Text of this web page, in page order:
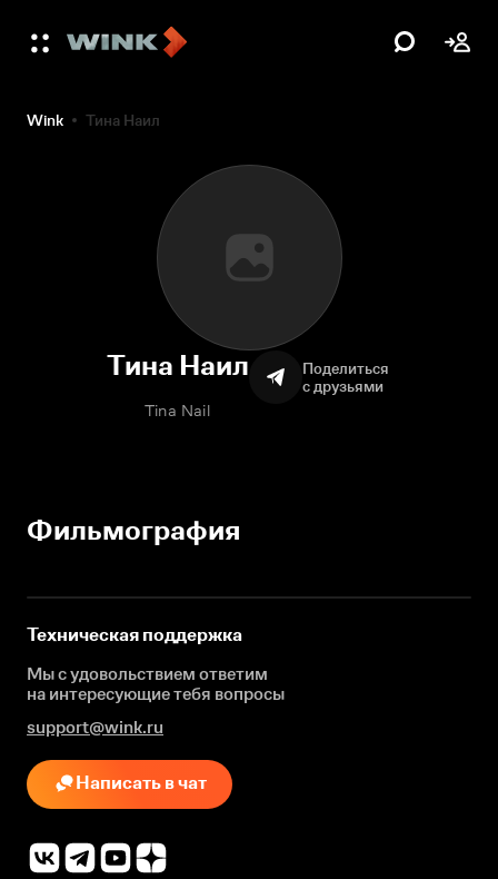
Wink Тина Наил
Тина Наил
Tina Nail
Поделиться
с друзьями
Фильмография
Техническая поддержка
Мы с удовольствием ответим
на интересующиетебя вопросы
support@wink.ru
Написать в чат